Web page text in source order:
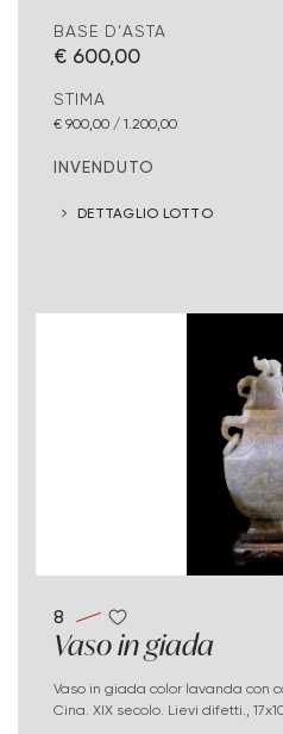
BASE D'ASTA
€ 600,00
STIMA
€ 900,00 / 1.200,00
INVENDUTO
DETTAGLIO LOTTO
8
Vaso in giada
Vaso in giada color lavanda con coperchio. Base in legno.
Cina. XIX secolo. Lievi difetti.,